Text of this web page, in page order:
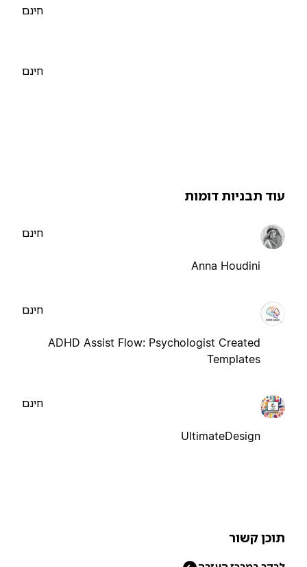
תבניות דומות
Anna Houdini
ADHD Assist Flow: Psychologist Created
Templates
UltimateDesign
קשור